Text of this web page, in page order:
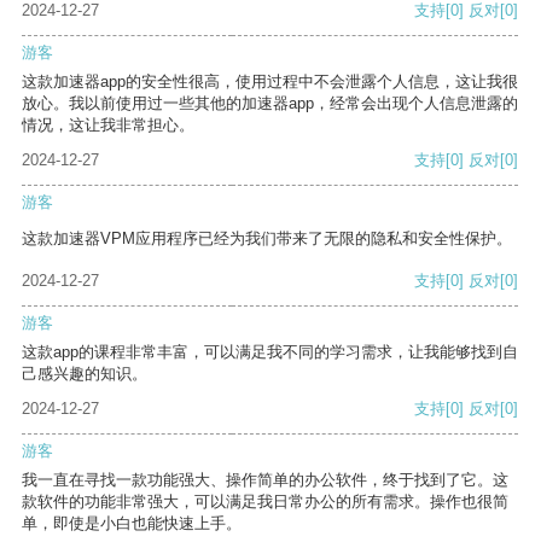
2024-12-27
支持[0] 反对[0]
游客
这款加速器app的安全性很高，使用过程中不会泄露个人信息，这让我很
放心。我以前使用过一些其他的加速器app，经常会出现个人信息泄露的
情况，这让我非常担心。
2024-12-27
支持[0] 反对[0]
游客
这款加速器VPM应用程序已经为我们带来了无限的隐私和安全性保护。
2024-12-27 支持[0] 反对[0]
游客
这款app的课程非常丰富，可以满足我不同的学习需求，让我能够找到自
己感兴趣的知识。
2024-12-27
支持[0] 反对[0]
游客
我一直在寻找一款功能强大、操作简单的办公软件，终于找到了它。这
款软件的功能非常强大，可以满足我日常办公的所有需求。操作也很简
单，即使是小白也能快速上手。